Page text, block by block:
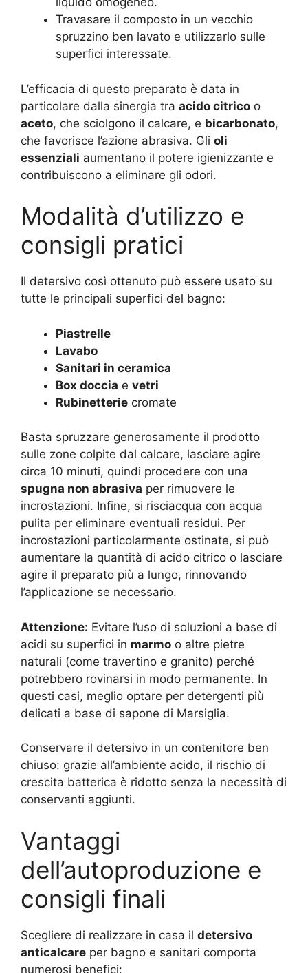
Travasare il composto in un vecchio
spruzzino ben lavato e utilizzarlo sulle
superfici interessate.
L’efficacia di questo preparato è data in
particolare dalla sinergia tra acido citrico o
aceto, che sciolgono il calcare, e bicarbonato,
che favorisce l’azione abrasiva. Gli oli
essenziali aumentano il potere igienizzante e
contribuiscono a eliminare gli odori.
Modalità d’utilizzo e
consigli pratici
Il detersivo così ottenuto può essere usato su
tutte le principali superfici del bagno:
Piastrelle
Lavabo
Sanitari in ceramica
Box doccia e vetri
Rubinetterie cromate
Basta spruzzare generosamente il prodotto
sulle zone colpite dal calcare, lasciare agire
circa 10 minuti, quindi procedere con una
spugna non abrasiva per rimuovere le
incrostazioni. Infine, si risciacqua con acqua
pulita per eliminare eventuali residui. Per
incrostazioni particolarmente ostinate, si può
aumentare la quantità di acido citrico o lasciare
agire il preparato più a lungo, rinnovando
l’applicazione se necessario.
Attenzione: Evitare l’uso di soluzioni a base di
acidi su superfici in marmo o altre pietre
naturali (come travertino e granito) perché
potrebbero rovinarsi in modo permanente. In
questi casi, meglio optare per detergenti più
delicati a base di sapone di Marsiglia.
Conservare il detersivo in un contenitore ben
chiuso: grazie all’ambiente acido, il rischio di
crescita batterica è ridotto senza la necessità di
conservanti aggiunti.
Vantaggi
dell’autoproduzione e
consigli finali
Scegliere di realizzare in casa il detersivo
anticalcare per bagno e sanitari comporta
numerosi benefici: